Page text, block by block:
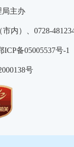
局主办
内）、0728-
ICP备05005537号
号